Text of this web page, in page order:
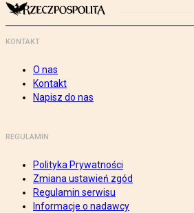
KONTAKT
O nas
Kontakt
Napisz do nas
REGULAMIN
Polityka Prywatności
Zmiana ustawień zgód
Regulamin serwisu
Informacje o nadawcy